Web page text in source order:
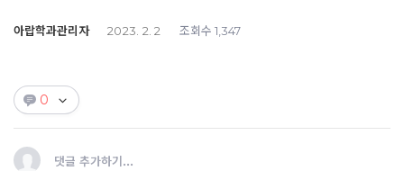
아랍학과관리자 2023. 2. 2 조회수 1,347
0
댓글 추가하기...